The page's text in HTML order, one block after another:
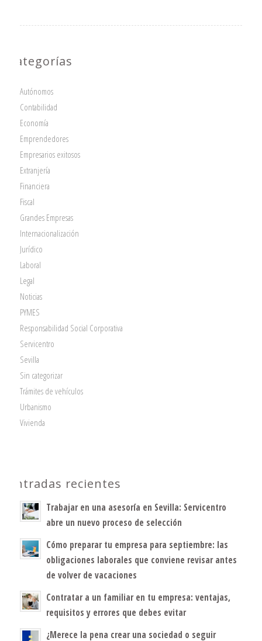
Categorías
Autónomos
Contabilidad
Economía
Emprendedores
Empresarios exitosos
Extranjería
Financiera
Fiscal
Grandes Empresas
Internacionalización
Jurídico
Laboral
Legal
Noticias
PYMES
Responsabilidad Social Corporativa
Servicentro
Sevilla
Sin categorizar
Trámites de vehículos
Urbanismo
Vivienda
Entradas recientes
Trabajar en una asesoría en Sevilla: Servicentro
abre un nuevo proceso de selección
Cómo preparar tu empresa para septiembre: las
obligaciones laborales que conviene revisar antes
de volver de vacaciones
Contratar a un familiar en tu empresa: ventajas,
requisitos y errores que debes evitar
¿Merece la pena crear una sociedad o seguir